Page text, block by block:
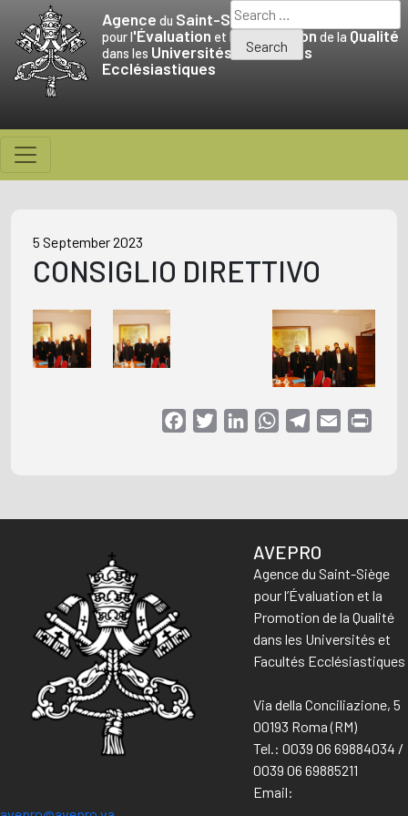
content
Agence du Saint-Siège
pour l'Évaluation et la Promotionde la Qualité
dans les Universités etFacultés
Ecclésiastiques
Search
for:
5 September 2023
CONSIGLIO DIRETTIVO
FacebookTwitterLinkedInWhatsAppTelegram
Email
AVEPRO
Agence du Saint-Siège
pour l’Évaluation et la
Promotion de la Qualité
dans les Universités et
Facultés Ecclésiastiques
Via della Conciliazione, 5
00193 Roma (RM)
Tel.: 0039 06 69884034 /
0039 06 69885211
Email: